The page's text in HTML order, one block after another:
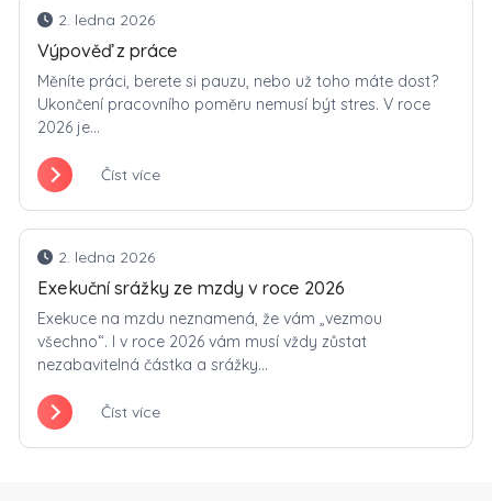
2. ledna 2026
Výpověď z práce
Měníte práci, berete si pauzu, nebo už toho máte dost?
Ukončení pracovního poměru nemusí být stres. V roce
2026 je...
Číst více
2. ledna 2026
Exekuční srážky ze mzdy v roce 2026
Exekuce na mzdu neznamená, že vám „vezmou
všechno“. I v roce 2026 vám musí vždy zůstat
nezabavitelná částka a srážky...
Číst více